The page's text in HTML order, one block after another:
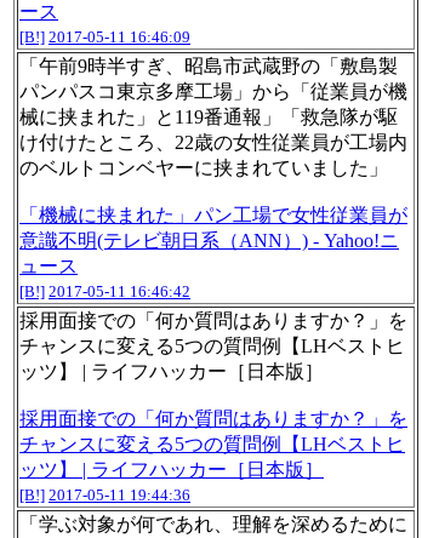
ース
[B!] 2017-05-11 16:46:09
「午前9時半すぎ、昭島市武蔵野の「敷島製
パンパスコ東京多摩工場」から「従業員が機
械に挟まれた」と119番通報」「救急隊が駆
け付けたところ、22歳の女性従業員が工場内
のベルトコンベヤーに挟まれていました」
「機械に挟まれた」パン工場で女性従業員が
意識不明(テレビ朝日系（ANN）) - Yahoo!ニ
ュース
[B!] 2017-05-11 16:46:42
採用面接での「何か質問はありますか？」を
チャンスに変える5つの質問例【LHベストヒ
ッツ】 | ライフハッカー［日本版］
採用面接での「何か質問はありますか？」を
チャンスに変える5つの質問例【LHベストヒ
ッツ】 | ライフハッカー［日本版］
[B!] 2017-05-11 19:44:36
「学ぶ対象が何であれ、理解を深めるために